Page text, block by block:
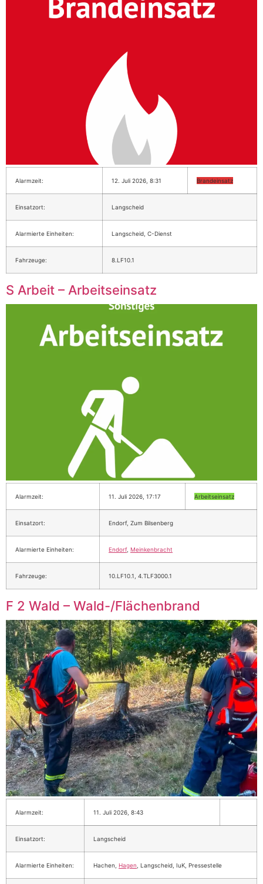
Alarmzeit: 12. Juli 2026, 8:31 Brandeinsatz
Einsatzort: Langscheid
Alarmierte Einheiten: Langscheid, C-Dienst
Fahrzeuge: 8.LF10.1
S Arbeit – Arbeitseinsatz
Alarmzeit: 11. Juli 2026, 17:17 Arbeitseinsatz
Einsatzort: Endorf, Zum Bilsenberg
Alarmierte Einheiten: Endorf, Meinkenbracht
Fahrzeuge: 10.LF10.1, 4.TLF3000.1
F 2 Wald – Wald-/Flächenbrand
Alarmzeit: 11. Juli 2026, 8:43
Einsatzort: Langscheid
Alarmierte Einheiten: Hachen, Hagen , Langscheid, IuK, Pressestelle